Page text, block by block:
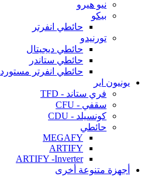
نيو هيرو
بيكو
حائطي انفرتر
تورنيدو
حائطي ديجيتال
حائطي ستاندر
حائطي انفرتر مستورد
يونيون اير
فري ستاند - TFD
سقفي - CFU
كونسيلد - CDU
حائطي
MEGAFY
ARTIFY
ARTIFY -Inverter
أجهزة متنوعة أخرى